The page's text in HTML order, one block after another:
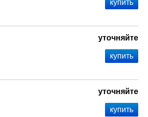
уточняйте
уточняйте